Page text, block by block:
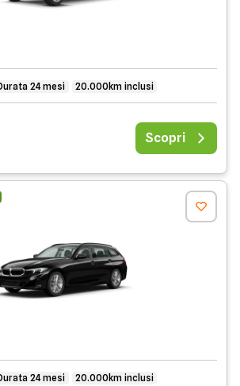
24 mesi 20.000km inclusi
Scopri
24 mesi 20.000km inclusi